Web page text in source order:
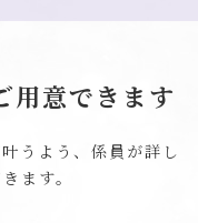
用意できます
うよう、係員が詳し
ます。